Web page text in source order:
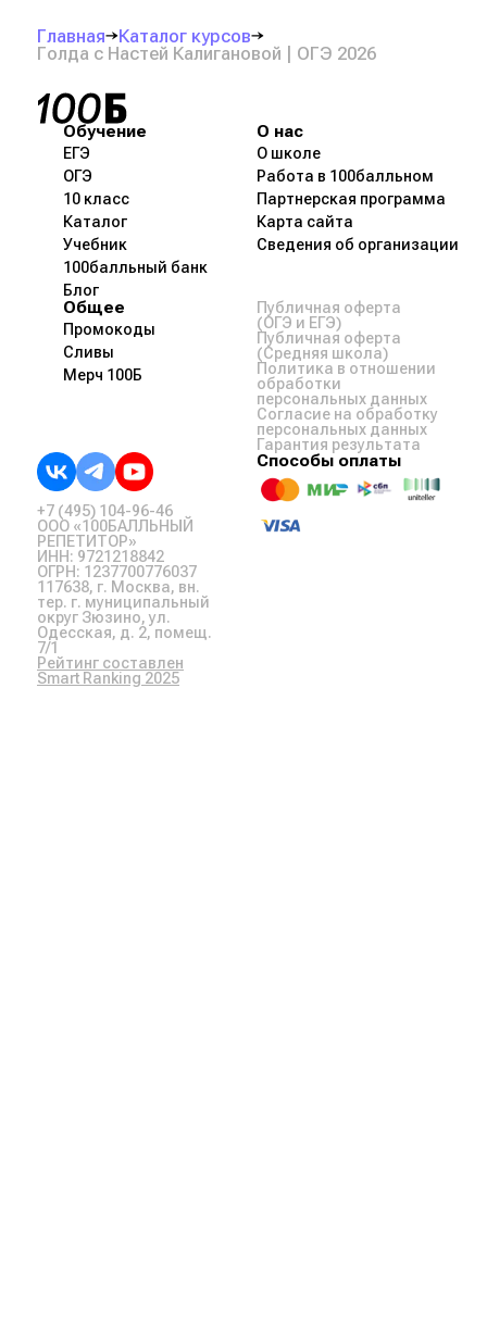
Главная
Каталог курсов
Голда с Настей Калигановой | ОГЭ 2026
Обучение
ЕГЭ
ОГЭ
10 класс
Каталог
Учебник
100балльный банк
Блог
О нас
О школе
Работа в 100балльном
Партнерская программа
Карта сайта
Сведения об организации
Общее
Промокоды
Сливы
Мерч 100Б
+7 (495) 104-96-46
ООО «100БАЛЛЬНЫЙ
РЕПЕТИТОР»
ИНН: 9721218842
ОГРН: 1237700776037
117638, г. Москва, вн.
тер. г. муниципальный
округ Зюзино, ул.
Одесская, д. 2, помещ.
7/1
Рейтинг составлен
Smart Ranking 2025
Публичная оферта
(ОГЭ и ЕГЭ)
Публичная оферта
(Средняя школа)
Политика в отношении
обработки
персональных данных
Согласие на обработку
персональных данных
Гарантия результата
Способы оплаты